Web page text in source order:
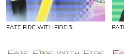
FATE FIRE WITH FIRE 3